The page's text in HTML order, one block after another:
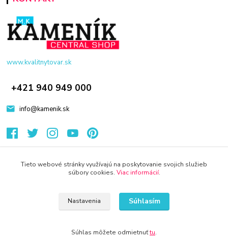
www.kvalitnytovar.sk
+421 940 949 000
info@kamenik.sk
Tieto webové stránky využívajú na poskytovanie svojich služieb
súbory cookies. Viac informácií.
Nastavenia Súhlasím
Súhlas môžete odmietnuťtu.